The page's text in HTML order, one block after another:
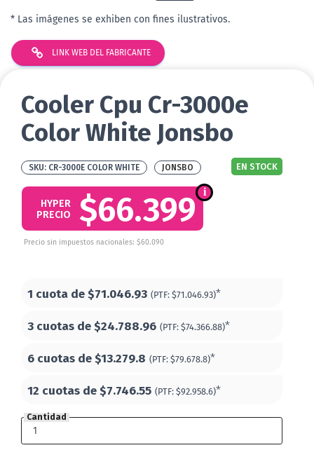
* Las imágenes se exhiben con fines ilustrativos.
LINK WEB DEL FABRICANTE
Cooler Cpu Cr-3000e
Color White Jonsbo
CR-3000E COLOR WHITE EN STOCK
JONSBO
$66.399
HYPER
PRECIO
Precio sin impuestos nacionales: $60.090
1 cuota de$71.046.93 (PTF: $71.046.93)*
3 cuotas de$24.788.96 (PTF: $74.366.88)*
6 cuotas de$13.279.8 (PTF: $79.678.8)*
12 cuotas de$7.746.55 (PTF: $92.958.6)*
Cantidad